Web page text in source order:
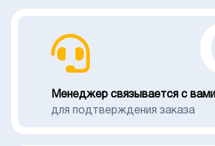
Менеджер связывается с вами
для подтверждения заказа